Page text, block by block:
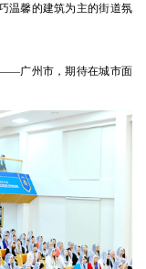
温馨的建筑为主的街道氛
广州市，期待在城市面